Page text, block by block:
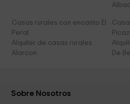
Casas rurales con encanto El
Peral
Alquiler de casas rurales
Alarcon
De
Sobre Nosotros